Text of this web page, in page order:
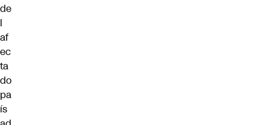
de
l
af
ec
ta
do
pa
ís